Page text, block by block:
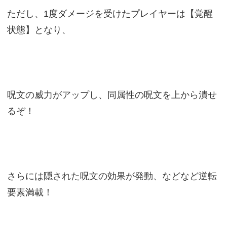
ただし、1度ダメージを受けたプレイヤーは【覚醒
状態】となり、
呪文の威力がアップし、同属性の呪文を上から潰せ
るぞ！
さらには隠された呪文の効果が発動、などなど逆転
要素満載！